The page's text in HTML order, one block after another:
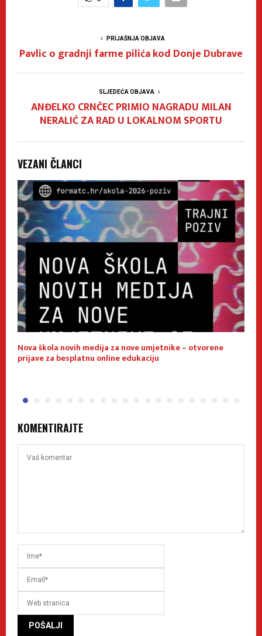
PRIJAŠNJA OBJAVA
Pavlic o gradnji farme pilića kod Donje Dubrave
SLJEDEĆA OBJAVA
ANĐELKO CRNČEC PRIMIO NAGRADU MILAN
NERALIĆ ZA RAD U LOKALNOM SPORTU
VEZANI ČLANCI
Nova škola novih medija za nove umjetnike – otvorene
prijave za besplatnu online edukaciju
KOMENTIRAJTE